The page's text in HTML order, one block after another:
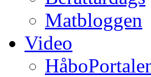
Matbloggen
Video